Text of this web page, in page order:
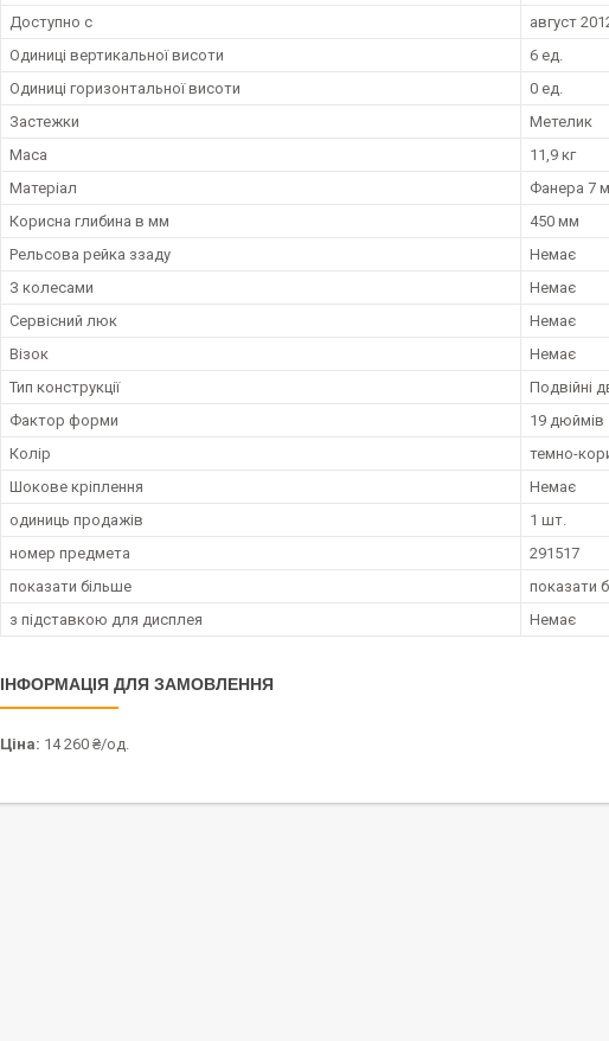
Доступно с
август
Одиниці вертикальної висоти
6 ед.
Одиниці горизонтальної висоти
0 ед.
Застежки
Метелик
Маса
11,9 кг
Матеріал
Фанера 7
Корисна глибина в мм
450 мм
Рельсова рейка ззаду
Немає
З колесами
Немає
Сервісний люк
Немає
Візок
Немає
Тип конструкції
Подвійні
Фактор форми
19 дюймів
Колір
темно-
Шокове кріплення
Немає
одиниць продажів
1 шт.
номер предмета
291517
показати більше
показати
з підставкою для дисплея
Немає
ІНФОРМАЦІЯ ДЛЯ ЗАМОВЛЕННЯ
Ціна: 14 260 ₴/од.